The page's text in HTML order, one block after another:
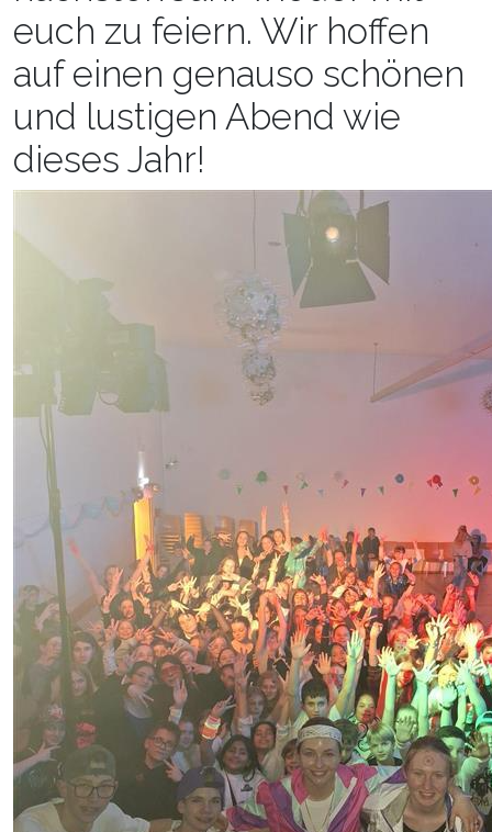
euch zu feiern. Wir hoffen
auf einen genauso schönen
und lustigen Abend wie
dieses Jahr!